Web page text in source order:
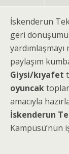
İskenderun
geri
paylaşım
Giysi/kıyafet
oyuncak
amacıyla
İskenderun
Kampüsü’nün